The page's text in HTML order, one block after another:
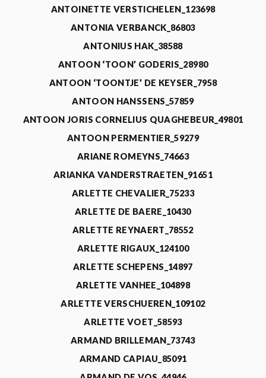
ANTOINETTE VERSTICHELEN_123698
ANTONIA VERBANCK_86803
ANTONIUS HAK_38588
ANTOON ‘TOON’ GODERIS_28980
ANTOON ‘TOONTJE’ DE KEYSER_7958
ANTOON HANSSENS_57859
ANTOON JORIS CORNELIUS QUAGHEBEUR_49801
ANTOON PERMENTIER_59279
ARIANE ROMEYNS_74663
ARIANKA VANDERSTRAETEN_91651
ARLETTE CHEVALIER_75233
ARLETTE DE BAERE_10430
ARLETTE REYNAERT_78552
ARLETTE RIGAUX_124100
ARLETTE SCHEPENS_14897
ARLETTE VANHEE_104898
ARLETTE VERSCHUEREN_109102
ARLETTE VOET_58593
ARMAND BRILLEMAN_73743
ARMAND CAPIAU_85091